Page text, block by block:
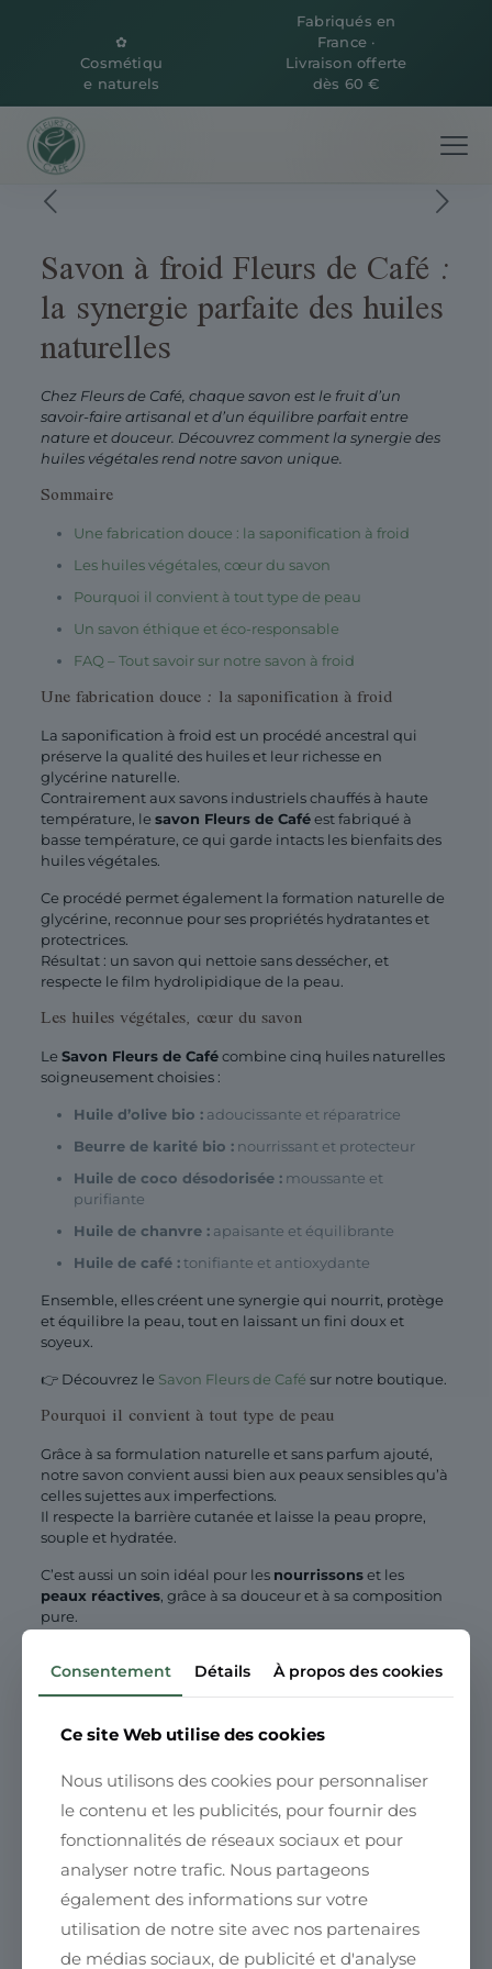
✿
Cosmétiqu
e naturels
Fabriqués en
France ·
Livraison offerte
dès 60 €
Savon à froid Fleurs de Café :
la synergie parfaite des huiles
naturelles
Chez Fleurs de Café, chaque savon est le fruit d’un
savoir-faire artisanal et d’un équilibre parfait entre
nature et douceur. Découvrez comment la synergie des
huiles végétales rend notre savon unique.
Sommaire
Une fabrication douce : la saponification à froid
Les huiles végétales, cœur du savon
Pourquoi il convient à tout type de peau
Un savon éthique et éco-responsable
FAQ – Tout savoir sur notre savon à froid
Une fabrication douce : la saponification à froid
La saponification à froid est un procédé ancestral qui
préserve la qualité des huiles et leur richesse en
glycérine naturelle.
Contrairement aux savons industriels chauffés à haute
température, le savon Fleurs de Caféest fabriqué à
basse température, ce qui garde intacts les bienfaits des
huiles végétales.
Ce procédé permet également la formation naturelle de
glycérine, reconnue pour ses propriétés hydratantes et
protectrices.
Résultat : un savon qui nettoie sans dessécher, et
respecte le film hydrolipidique de la peau.
Les huiles végétales, cœur du savon
Le Savon Fleurs de Cafécombine cinq huiles naturelles
soigneusement choisies :
Huile d’olive bio :adoucissante et réparatrice
Beurre de karité bio :nourrissant et protecteur
Huile de coco désodorisée :moussante et
purifiante
Huile de chanvre :apaisante et équilibrante
Huile de café :tonifiante et antioxydante
Ensemble, elles créent une synergie qui nourrit, protège
et équilibre la peau, tout en laissant un fini doux et
soyeux.
👉 Découvrez le Savon Fleurs de Café sur notre boutique.
Pourquoi il convient à tout type de peau
Grâce à sa formulation naturelle et sans parfum ajouté,
notre savon convient aussi bien aux peaux sensibles qu’à
celles sujettes aux imperfections.
Il respecte la barrière cutanée et laisse la peau propre,
souple et hydratée.
C’est aussi un soin idéal pour les nourrissonset les
peaux réactives, grâce à sa douceur et à sa composition
pure.
Un savon éthique et éco-responsable
Chaque savon Fleurs de Café est fabriqué en France, à la
Il ne contient ni colorant, ni parfum synthétique, ni huile
Pour en savoir plus sur les bienfaits des cosmétiques
solides, consultez :
Panier des Sens – Pourquoi adopter la cosmétique
solide
Savonnerie des Collines – Les avantages du
cosmétique solide
FAQ – Tout savoir sur notre savon à froid
Consentement Détails À propos des cookies
Ce site Web utilise des cookies
Nous utilisons des cookies pour personnaliser
le contenu et les publicités, pour fournir des
fonctionnalités de réseaux sociaux et pour
analyser notre trafic. Nous partageons
également des informations sur votre
utilisation de notre site avec nos partenaires
de médias sociaux, de publicité et d'analyse